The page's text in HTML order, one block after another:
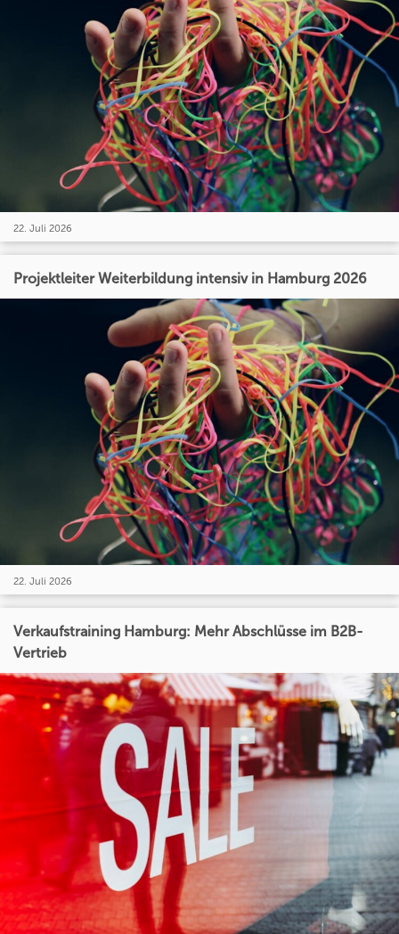
22. Juli 2026
Projektleiter Weiterbildung intensiv in Hamburg 2026
22. Juli 2026
Verkaufstraining Hamburg: Mehr Abschlüsse im B2B-
Vertrieb